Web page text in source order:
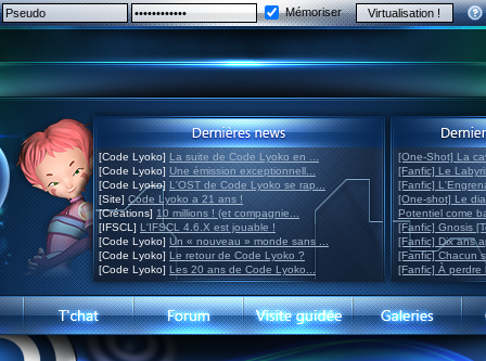
Mémoriser
[Code Lyoko] La suite de Code Lyoko en ...
[Code Lyoko] Une émission exceptionnell...
[Code Lyoko] L'OST de Code Lyoko se rap...
[Site] Code Lyoko a 21 ans !
[Créations] 10 millions ! (et compagnie...
[IFSCL] L'IFSCL 4.6.X est jouable !
[Code Lyoko] Un « nouveau » monde sans ...
[Code Lyoko] Le retour de Code Lyoko ?
[Code Lyoko] Les 20 ans de Code Lyoko...
[One-Shot] La
[Fanfic] Le
[Fanfic]
[One-shot] Le
Potentiel come
[Fanfic] Gnosis
[Fanfic] Dix ans
[Fanfic] Chacun
[Fanfic] À perdre